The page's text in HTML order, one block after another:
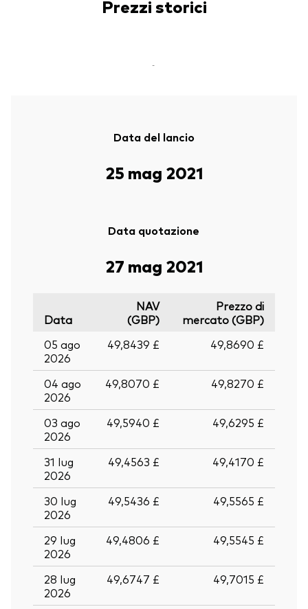
Prezzi storici
-
Data del lancio
25 mag 2021
Data quotazione
27 mag 2021
Data
NAV
(GBP)
Prezzo di
mercato (GBP)
05 ago
2026
49,8439 £ 49,8690 £
04 ago
2026
49,8070 £ 49,8270 £
03 ago
2026
49,5940 £ 49,6295 £
31 lug
2026
49,4563 £ 49,4170 £
30 lug
2026
49,5436 £ 49,5565 £
29 lug
2026
49,4806 £ 49,5545 £
28 lug
2026
49,6747 £ 49,7015 £